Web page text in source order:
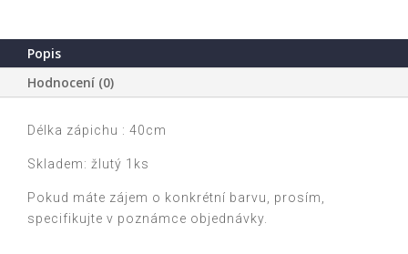
množství
Popis
Hodnocení (0)
Délka zápichu : 40cm
Skladem: žlutý 1ks
Pokud máte zájem o konkrétní barvu, prosím,
specifikujte v poznámce objednávky.